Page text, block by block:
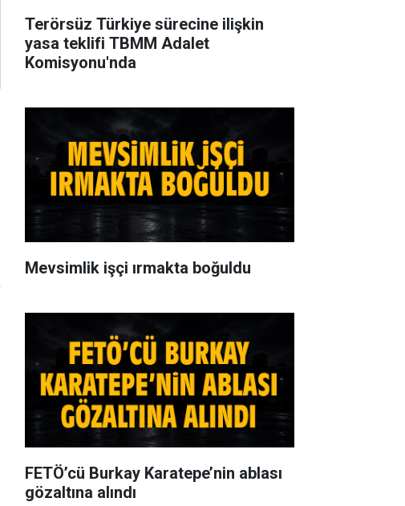
Terörsüz Türkiye sürecine ilişkin
yasa teklifi TBMM Adalet
Komisyonu'nda
Mevsimlik işçi ırmakta boğuldu
FETÖ’cü Burkay Karatepe’nin ablası
gözaltına alındı